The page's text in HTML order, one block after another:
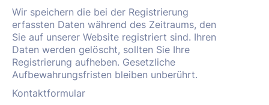
Wir speichern die bei der Registrierung
erfassten Daten während des Zeitraums, den
Sie auf unserer Website registriert sind. Ihren
Daten werden gelöscht, sollten Sie Ihre
Registrierung aufheben. Gesetzliche
Aufbewahrungsfristen bleiben unberührt.
Kontaktformular